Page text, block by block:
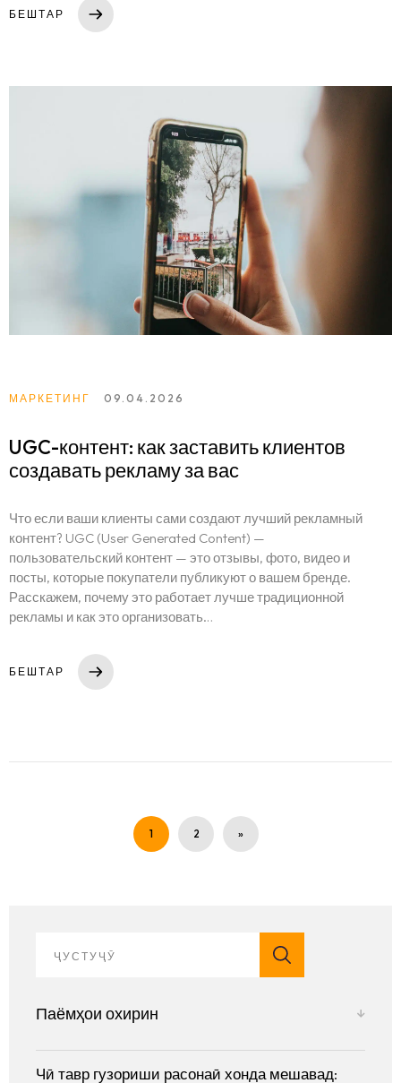
Хизматрасониҳо
Саволҳои зиёд такрормешуда
Тамос
БЕШТАР
МАРКЕТИНГ 09.04.2026
UGC-контент: как заставить клиентов
создавать рекламу за вас
Что если ваши клиенты сами создают лучший рекламный
контент? UGC (User Generated Content) —
пользовательский контент — это отзывы, фото, видео и
посты, которые покупатели публикуют о вашем бренде.
Расскажем, почему это работает лучше традиционной
рекламы и как это организовать…
БЕШТАР
1 2 »
Паёмҳои охирин
Чӣ тавр гузориши расонаӣ хонда мешавад: